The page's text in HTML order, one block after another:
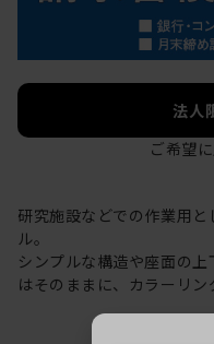
法人
ご希望
研究施設などでの作業用
ル。
シンプルな構造や座面の
はそのままに、カラーリン